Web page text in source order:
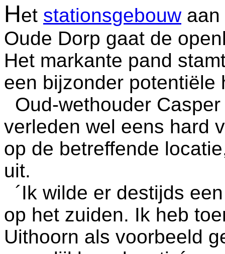
Het stationsgebouwaan
Oude Dorp gaat de
Het markante pand
een bijzonder potentiële
Oud-wethouder
verleden wel eens hard
op de betreffende
uit.
´Ik wilde er destijds
op het zuiden. Ik heb
Uithoorn als voorbeeld